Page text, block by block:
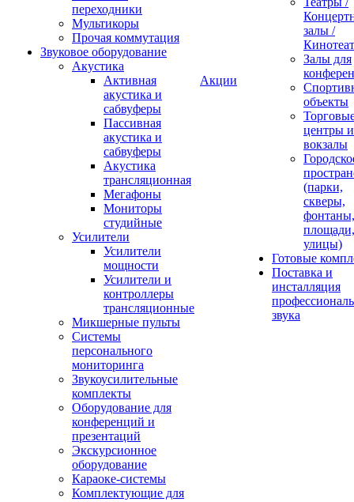
переходники
Мультикоры
Прочая коммутация
Звуковое оборудование
Акустика
Активная
акустика и
сабвуферы
Пассивная
акустика и
сабвуферы
Акустика
трансляционная
Мегафоны
Мониторы
студийные
Усилители
Усилители
мощности
Усилители и
контроллеры
трансляционные
Микшерные пульты
Системы
персонального
мониторинга
Звукоусилительные
комплекты
Оборудование для
конференций и
презентаций
Экскурсионное
оборудование
Караоке-системы
Комплектующие для
Акции
залы /
Залы для
объекты
центры и
вокзалы
(парки,
скверы,
фонтаны,
площади,
улицы)
Готовые
Поставка и
инсталляция
звука